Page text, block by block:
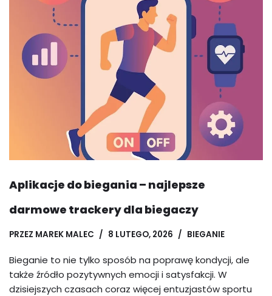
Aplikacje do biegania – najlepsze
darmowe trackery dla biegaczy
PRZEZ MAREK MALEC 8 LUTEGO, 2026 BIEGANIE
Bieganie to nie tylko sposób na poprawę kondycji, ale
także źródło pozytywnych emocji i satysfakcji. W
dzisiejszych czasach coraz więcej entuzjastów sportu